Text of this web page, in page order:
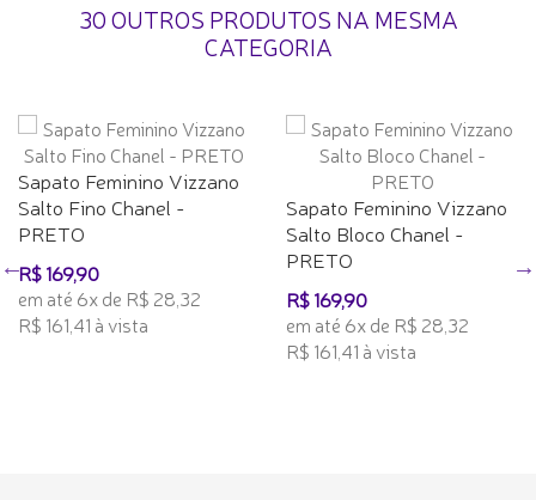
30 OUTROS PRODUTOS NA MESMA
CATEGORIA
Sapato Feminino Vizzano
Salto Fino Chanel -
PRETO
R$ 169,90
em até 6x de R$ 28,32
R$ 161,41 à vista
Sapato Feminino Vizzano
Salto Bloco Chanel -
PRETO
R$ 169,90
em até 6x de R$ 28,32
R$ 161,41 à vista